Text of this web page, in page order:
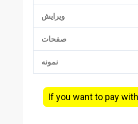
ویرایش
صفحات
نمونه
If you want to pay